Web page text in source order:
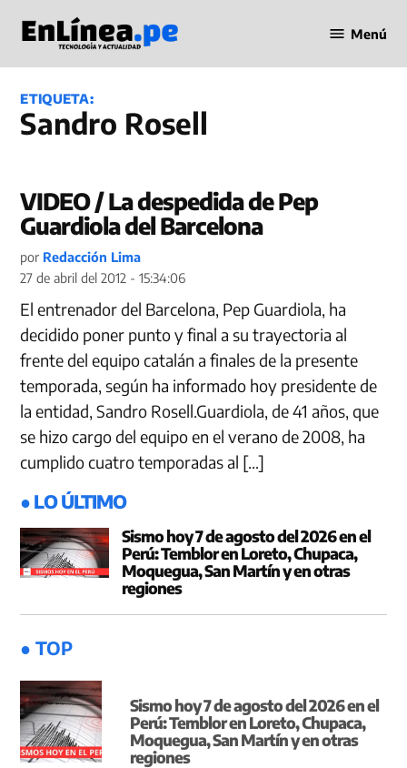
contenido
en Línea
Menú
ETIQUETA:
Sandro Rosell
VIDEO / La despedida de Pep
Guardiola del Barcelona
por Redacción Lima
27 de abril del 2012 - 15:34:06
El entrenador del Barcelona, Pep Guardiola, ha
decidido poner punto y final a su trayectoria al
frente del equipo catalán a finales de la presente
temporada, según ha informado hoy presidente de
la entidad, Sandro Rosell.Guardiola, de 41 años, que
se hizo cargo del equipo en el verano de 2008, ha
cumplido cuatro temporadas al […]
● LO ÚLTIMO
Sismo hoy 7 de agosto del 2026 en el
Perú: Temblor en Loreto, Chupaca,
Moquegua, San Martín y en otras
regiones
● TOP
Sismo hoy 7 de agosto del 2026 en el
Perú: Temblor en Loreto, Chupaca,
Moquegua, San Martín y en otras
regiones